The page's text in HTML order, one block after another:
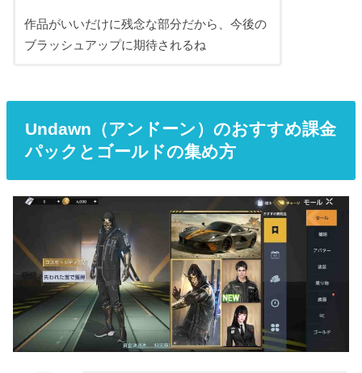
作品がいいだけに残念な部分だから、今後の
ブラッシュアップに期待されるね
Undawn（アンドーン）のおすすめ課金
パックとゴールドの集め方